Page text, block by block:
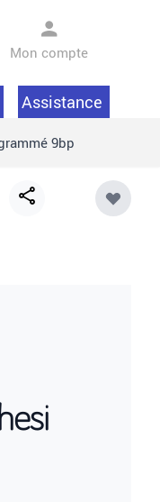
Mon compte
Assistance
9bp